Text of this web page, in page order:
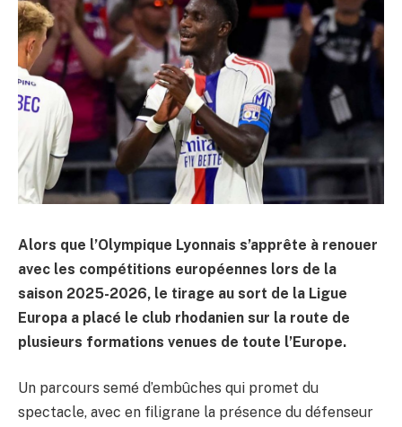
Alors que l’Olympique Lyonnais s’apprête à renouer
avec les compétitions européennes lors de la
saison 2025-2026, le tirage au sort de la Ligue
Europa a placé le club rhodanien sur la route de
plusieurs formations venues de toute l’Europe.
Un parcours semé d’embûches qui promet du
spectacle, avec en filigrane la présence du défenseur